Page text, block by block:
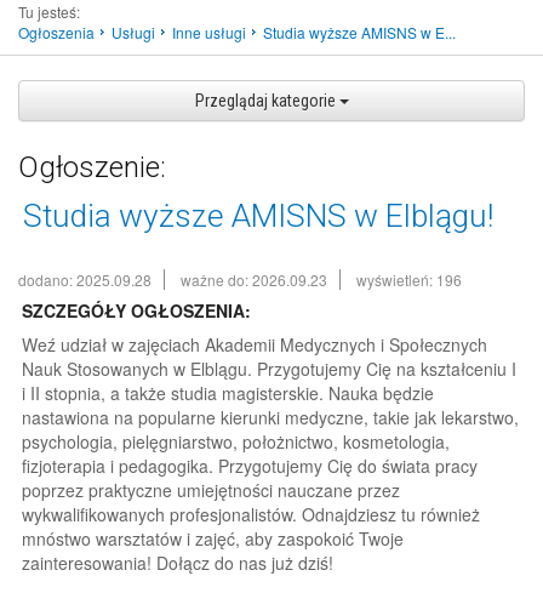
Tu jesteś:
Ogłoszenia
Usługi Inne usługi Studia wyższe AMISNS w E...
Przeglądaj kategorie
Ogłoszenie:
Studia wyższe AMISNS w Elblągu!
dodano: 2025.09.28 ważne do: 2026.09.23 wyświetleń: 196
SZCZEGÓŁY OGŁOSZENIA:
Weź udział w zajęciach Akademii Medycznych i Społecznych
Nauk Stosowanych w Elblągu. Przygotujemy Cię na kształceniu I
i II stopnia, a także studia magisterskie. Nauka będzie
nastawiona na popularne kierunki medyczne, takie jak lekarstwo,
psychologia, pielęgniarstwo, położnictwo, kosmetologia,
fizjoterapia i pedagogika. Przygotujemy Cię do świata pracy
poprzez praktyczne umiejętności nauczane przez
wykwalifikowanych profesjonalistów. Odnajdziesz tu również
mnóstwo warsztatów i zajęć, aby zaspokoić Twoje
zainteresowania! Dołącz do nas już dziś!